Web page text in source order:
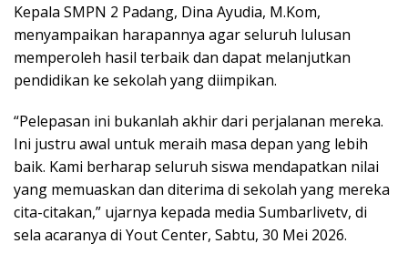
Kepala SMPN 2 Padang, Dina Ayudia, M.Kom,
menyampaikan harapannya agar seluruh lulusan
memperoleh hasil terbaik dan dapat melanjutkan
pendidikan ke sekolah yang diimpikan.
“Pelepasan ini bukanlah akhir dari perjalanan mereka.
Ini justru awal untuk meraih masa depan yang lebih
baik. Kami berharap seluruh siswa mendapatkan nilai
yang memuaskan dan diterima di sekolah yang mereka
cita-citakan,” ujarnya kepada media Sumbarlivetv, di
sela acaranya di Yout Center, Sabtu, 30 Mei 2026.